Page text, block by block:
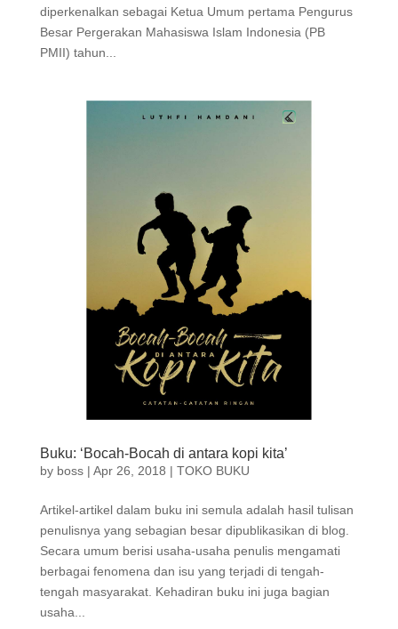
diperkenalkan sebagai Ketua Umum pertama Pengurus
Besar Pergerakan Mahasiswa Islam Indonesia (PB
PMII) tahun...
Buku: ‘Bocah-Bocah di antara kopi kita’
by boss| Apr 26, 2018 | TOKO BUKU
Artikel-artikel dalam buku ini semula adalah hasil tulisan
penulisnya yang sebagian besar dipublikasikan di blog.
Secara umum berisi usaha-usaha penulis mengamati
berbagai fenomena dan isu yang terjadi di tengah-
tengah masyarakat. Kehadiran buku ini juga bagian
usaha...